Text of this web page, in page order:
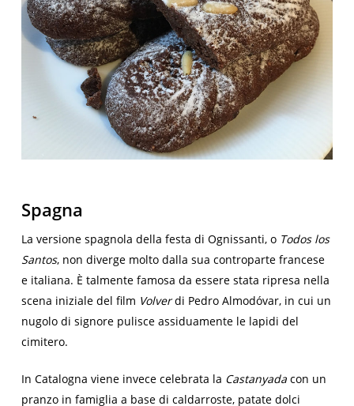
Spagna
La versione spagnola della festa di Ognissanti, o Todos los
Santos, non diverge molto dalla sua controparte francese
e italiana. È talmente famosa da essere stata ripresa nella
scena iniziale del film Volverdi Pedro Almodóvar, in cui un
nugolo di signore pulisce assiduamente le lapidi del
cimitero.
In Catalogna viene invece celebrata la Castanyada con un
pranzo in famiglia a base di caldarroste, patate dolci